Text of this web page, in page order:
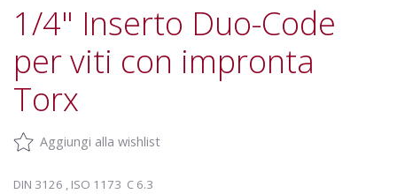
1/4" Inserto Duo-Code
per viti con impronta
Torx
Aggiungi alla wishlist
DIN 3126 , ISO 1173 C 6.3